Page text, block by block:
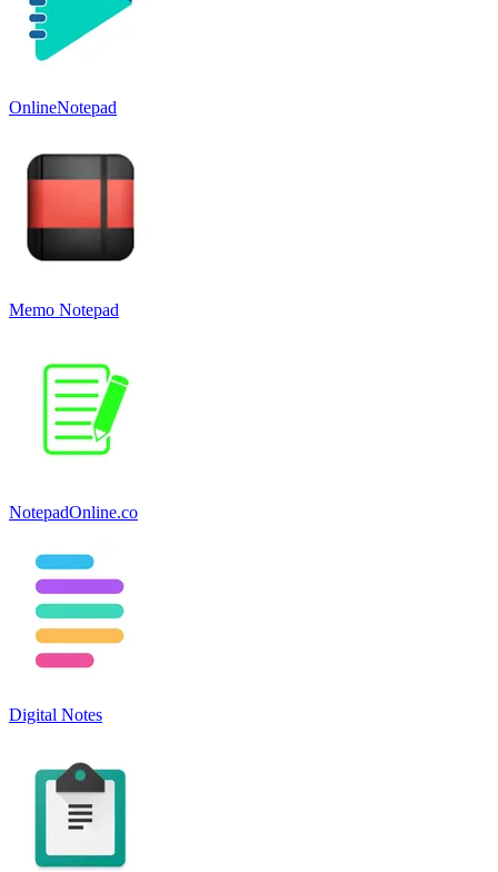
OnlineNotepad
Memo Notepad
NotepadOnline.co
Digital Notes